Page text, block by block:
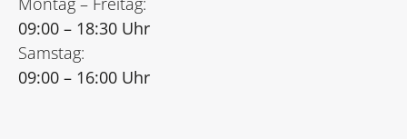
09:00 – 18:30 Uhr
Samstag:
09:00 – 16:00 Uhr